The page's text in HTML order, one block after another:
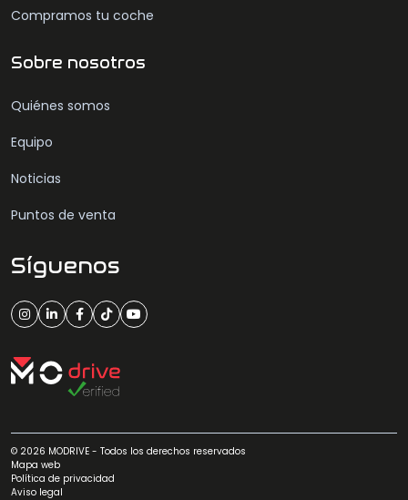
Compramos tu coche
Sobre nosotros
Quiénes somos
Equipo
Noticias
Puntos de venta
Síguenos
© 2026 MODRIVE - Todos los derechos reservados
Mapa web
Política de privacidad
Aviso legal